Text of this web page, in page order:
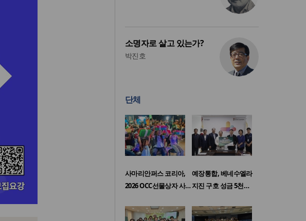
소명자로 살고 있는가?
박진호
단체
사마리안퍼스 코리아,
2026 OCC선물상자 사…
예장통합, 베네수엘라
지진 구호 성금 5천…